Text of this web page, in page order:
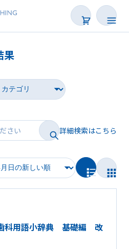
雑誌
像
子BOOK
者一覧
果
詳細検索はこちら
科用語小辞典 基礎編 改